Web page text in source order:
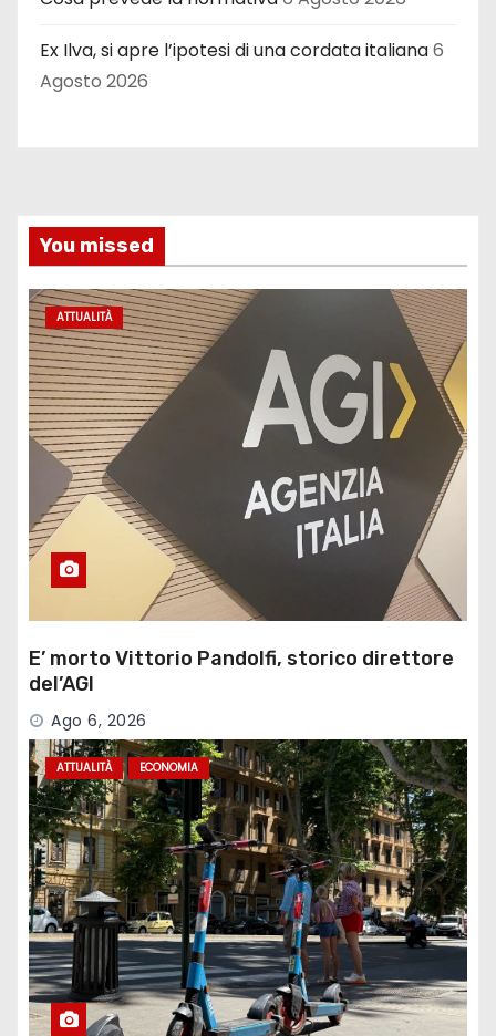
Ex Ilva, si apre l’ipotesi di una cordata italiana6
Agosto 2026
You missed
ATTUALITÀ
E’ morto Vittorio Pandolfi, storico direttore
del’AGI
Ago 6, 2026
ATTUALITÀ ECONOMIA